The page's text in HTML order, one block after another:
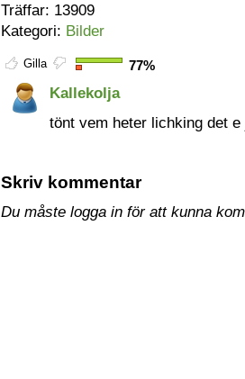
Träffar: 13909
Kategori: Bilder
Gilla 77%
Kallekolja
tönt vem heter lichking det e
Skriv kommentar
Du måste logga in för att kunna